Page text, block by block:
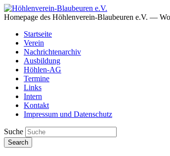
Homepage des Höhlenverein-Blaubeuren e.V. —
Startseite
Verein
Nachrichtenarchiv
Ausbildung
Höhlen-AG
Termine
Links
Intern
Kontakt
Impressum und Datenschutz
Suche
Search